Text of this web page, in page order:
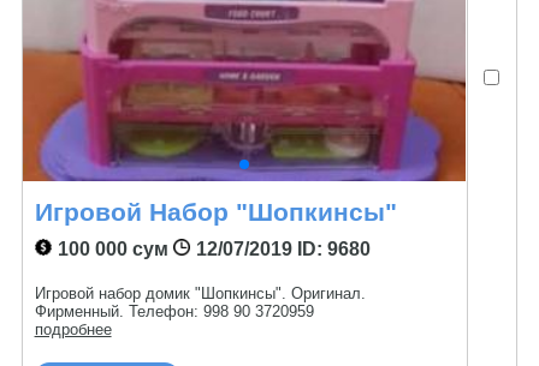
Игровой Набор "Шопкинсы"
100 000 сум 12/07/2019ID: 9680
Игровой набор домик "Шопкинсы". Оригинал.
Фирменный. Телефон: 998 90 3720959
подробнее